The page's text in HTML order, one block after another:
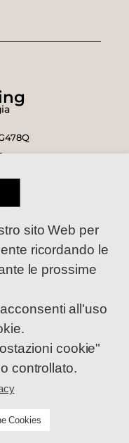
sito Web per
ricordando le
le prossime
all'uso
cookie"
controllato.
Cookies